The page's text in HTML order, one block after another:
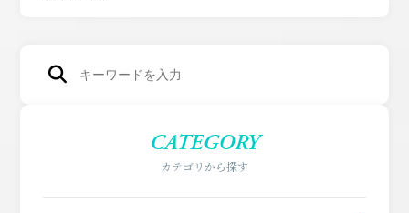
CATEGORY
カテゴリから探す